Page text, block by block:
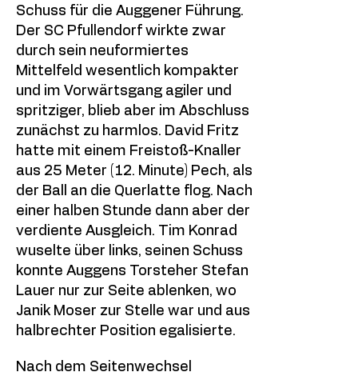
Schuss für die Auggener Führung.
Der SC Pfullendorf wirkte zwar
durch sein neuformiertes
Mittelfeld wesentlich kompakter
und im Vorwärtsgang agiler und
spritziger, blieb aber im Abschluss
zunächst zu harmlos. David Fritz
hatte mit einem Freistoß-Knaller
aus 25 Meter (12. Minute) Pech, als
der Ball an die Querlatte flog. Nach
einer halben Stunde dann aber der
verdiente Ausgleich. Tim Konrad
wuselte über links, seinen Schuss
konnte Auggens Torsteher Stefan
Lauer nur zur Seite ablenken, wo
Janik Moser zur Stelle war und aus
halbrechter Position egalisierte.
Nach dem Seitenwechsel